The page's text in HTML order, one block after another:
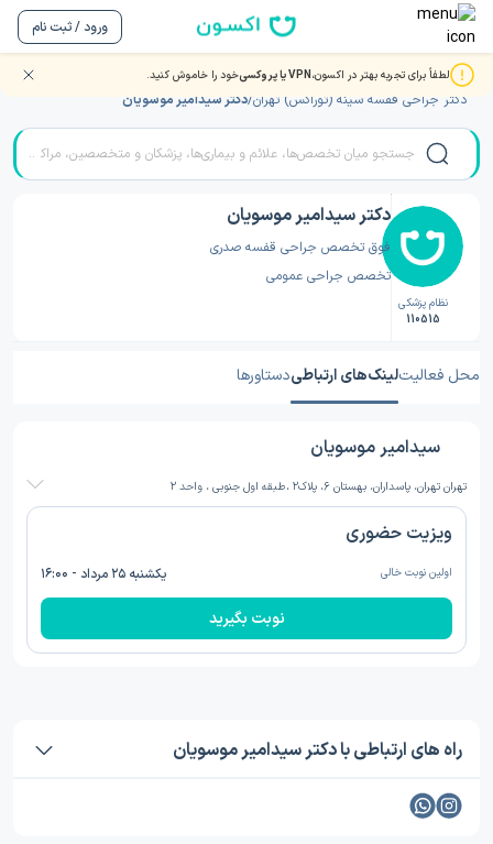
ورود / ثبت نام
لطفاً برای تجربه بهتر در اکسون،VPN یا پروکسی خود را خاموش کنید. صفحه اصلی/دکتر جراحی قفسه سینه (توراکس) /
دکتر جراحی قفسه سینه (توراکس) تهران/دکتر سیدامیر موسویان
نظام پزشکی
110515
دکتر سیدامیر موسویان
فوق تخصص جراحی قفسه صدری
تخصص جراحی عمومی
محل فعالیتلینک‌های ارتباطیدستاورها
سیدامیر موسویان
تهران تهران، پاسداران، بهستان 6، پلاک2 ،طبقه اول جنوبی ، واحد 2
ویزیت حضوری
اولین نوبت خالی یکشنبه ۲۵ مرداد - ۱۶:۰۰
نوبت بگیرید
راه های ارتباطی با دکتر سیدامیر موسویان